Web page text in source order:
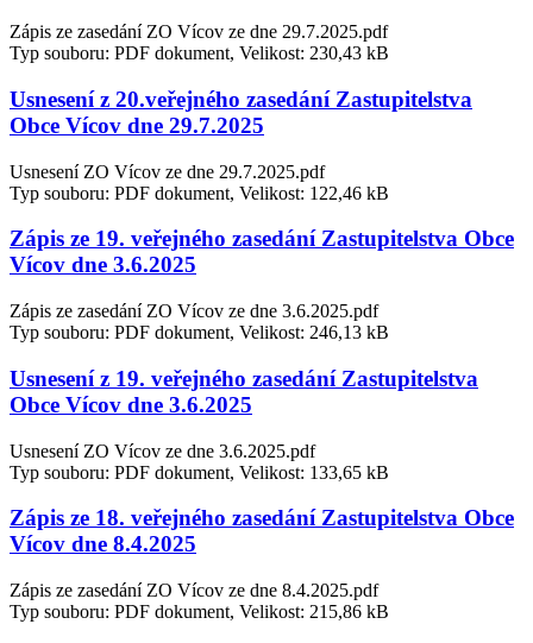
Zápis ze zasedání ZO Vícov ze dne 29.7.2025.pdf
Typ souboru: PDF dokument, Velikost: 230,43 kB
Usnesení z 20.veřejného zasedání Zastupitelstva
Obce Vícov dne 29.7.2025
Usnesení ZO Vícov ze dne 29.7.2025.pdf
Typ souboru: PDF dokument, Velikost: 122,46 kB
Zápis ze 19. veřejného zasedání Zastupitelstva Obce
Vícov dne 3.6.2025
Zápis ze zasedání ZO Vícov ze dne 3.6.2025.pdf
Typ souboru: PDF dokument, Velikost: 246,13 kB
Usnesení z 19. veřejného zasedání Zastupitelstva
Obce Vícov dne 3.6.2025
Usnesení ZO Vícov ze dne 3.6.2025.pdf
Typ souboru: PDF dokument, Velikost: 133,65 kB
Zápis ze 18. veřejného zasedání Zastupitelstva Obce
Vícov dne 8.4.2025
Zápis ze zasedání ZO Vícov ze dne 8.4.2025.pdf
Typ souboru: PDF dokument, Velikost: 215,86 kB